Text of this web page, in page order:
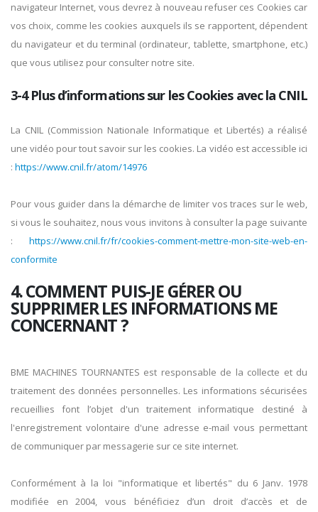
navigateur Internet, vous devrez à nouveau refuser ces Cookies car
vos choix, comme les cookies auxquels ils se rapportent, dépendent
du navigateur et du terminal (ordinateur, tablette, smartphone, etc.)
que vous utilisez pour consulter notre site.
3-4 Plus d’informations sur les Cookies avec la CNIL
La CNIL (Commission Nationale Informatique et Libertés) a réalisé
une vidéo pour tout savoir sur les cookies. La vidéo est accessible ici
: https://www.cnil.fr/atom/14976
Pour vous guider dans la démarche de limiter vos traces sur le web,
si vous le souhaitez, nous vous invitons à consulter la page suivante
: https://www.cnil.fr/fr/cookies-comment-mettre-mon-site-web-en-
conformite
4. COMMENT PUIS-JE GÉRER OU
SUPPRIMER LES INFORMATIONS ME
CONCERNANT ?
BME MACHINES TOURNANTES est responsable de la collecte et du
traitement des données personnelles. Les informations sécurisées
recueillies font l’objet d'un traitement informatique destiné à
l'enregistrement volontaire d'une adresse e-mail vous permettant
de communiquer par messagerie sur ce site internet.
Conformément à la loi "informatique et libertés" du 6 Janv. 1978
modifiée en 2004, vous bénéficiez d’un droit d’accès et de